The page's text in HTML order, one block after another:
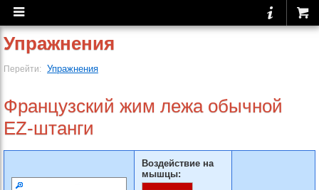
Упражнения
Перейти: Упражнения
Французский жим лежа обычной
EZ-штанги
Воздействие на
мышцы: